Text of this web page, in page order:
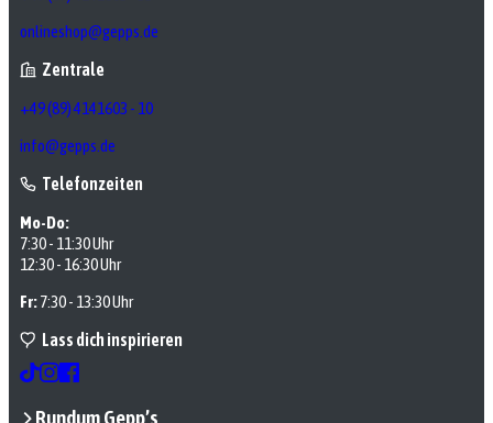
onlineshop@gepps.de
Zentrale
+49 (89) 4141603 - 10
info@gepps.de
Telefonzeiten
Mo-Do:
7:30 - 11:30 Uhr
12:30 - 16:30 Uhr
Fr:7:30 - 13:30 Uhr
Lass dich inspirieren
Rundum Gepp’s